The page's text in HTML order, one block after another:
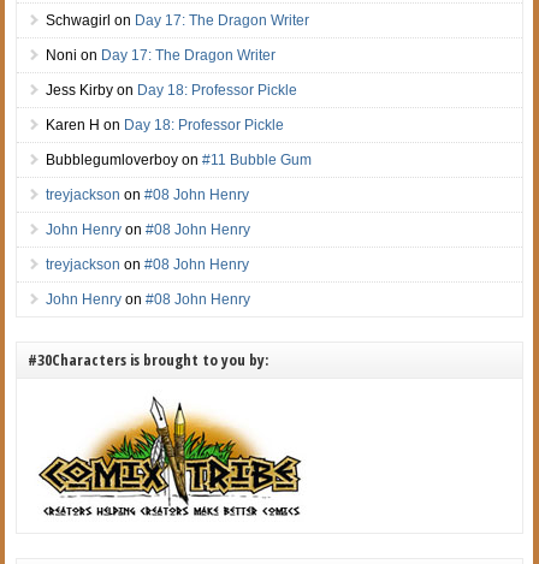
Schwagirl on Day 17: The Dragon Writer
Noni on Day 17: The Dragon Writer
Jess Kirby on Day 18: Professor Pickle
Karen H on Day 18: Professor Pickle
Bubblegumloverboy on#11 Bubble Gum
treyjackson on#08 John Henry
John Henry on#08 John Henry
treyjackson on#08 John Henry
John Henry on#08 John Henry
#30Characters is brought to you by: